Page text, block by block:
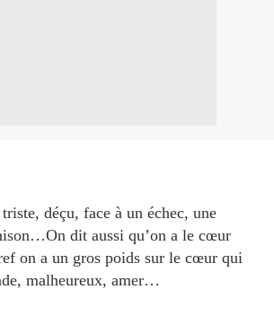
déçu, face à un échec, une
dit aussi qu’on a le cœur
on a un gros poids sur le cœur qui
malheureux, amer…